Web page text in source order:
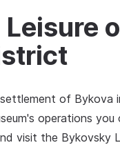
of Bykova
operations
visit the Bykovsky